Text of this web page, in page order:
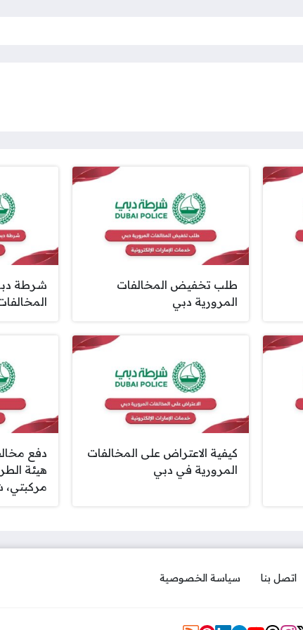
طلب تخفيض المخالفات
المرورية دبي
شرطة
كيفية الاعتراض على المخالفات
المرورية في دبي
دفع
هيئة
اتصل بنا سياسة الخصوصية